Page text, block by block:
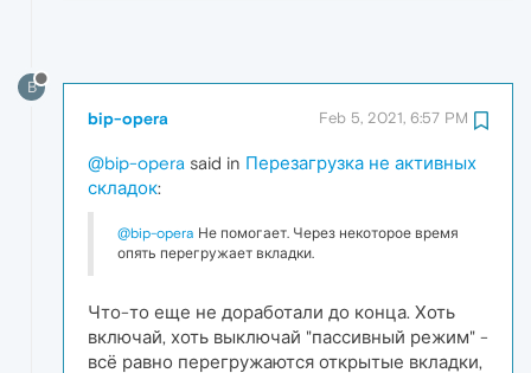
B
bip-opera Feb 5, 2021, 6:57 PM
@bip-opera said in Перезагрузка не активных
складок:
@bip-opera Не помогает. Через некоторое время
опять перегружает вкладки.
Что-то еще не доработали до конца. Хоть
включай, хоть выключай "пассивный режим" -
всё равно перегружаются открытые вкладки,